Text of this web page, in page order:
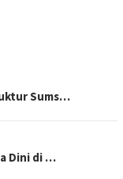
Sums…
Dini di …